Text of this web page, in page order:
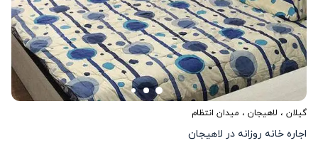
گیلان ، لاهیجان ، میدان انتظام
اجاره خانه روزانه در لاهیجان